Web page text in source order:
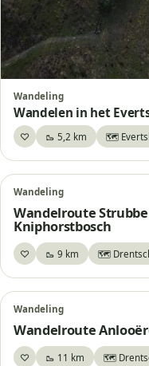
Wandeling
Wandelen in het
♡Bewaar🥾 5,2 km 🗺️
Wandeling
Wandelroute
Kniphorstbosch
♡Bewaar🥾 9 km 🗺️
Wandeling
Wandelroute
♡ 🥾 11 km 🗺️